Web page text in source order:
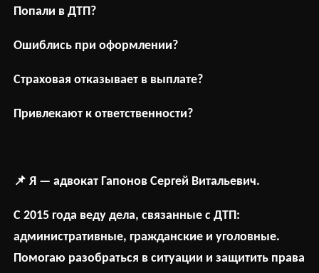
Попали в ДТП?
Ошиблись при оформлении?
Страховая отказывает в выплате?
Привлекают к ответственности?
📌 Я — адвокат Гапонов Сергей Витальевич.
С 2015 года веду дела, связанные с ДТП:
административные, гражданские и уголовные.
Помогаю разобраться в ситуации и защитить права